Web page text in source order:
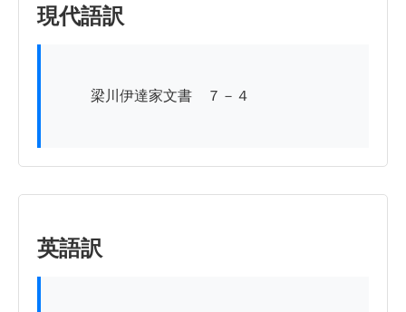
現代語訳
英語訳